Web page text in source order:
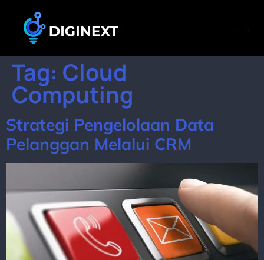
Tag: Cloud
Computing
Strategi Pengelolaan Data
Pelanggan Melalui CRM